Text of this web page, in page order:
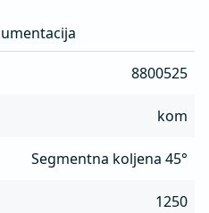
8800525
kom
Segmentna koljena 45°
1250